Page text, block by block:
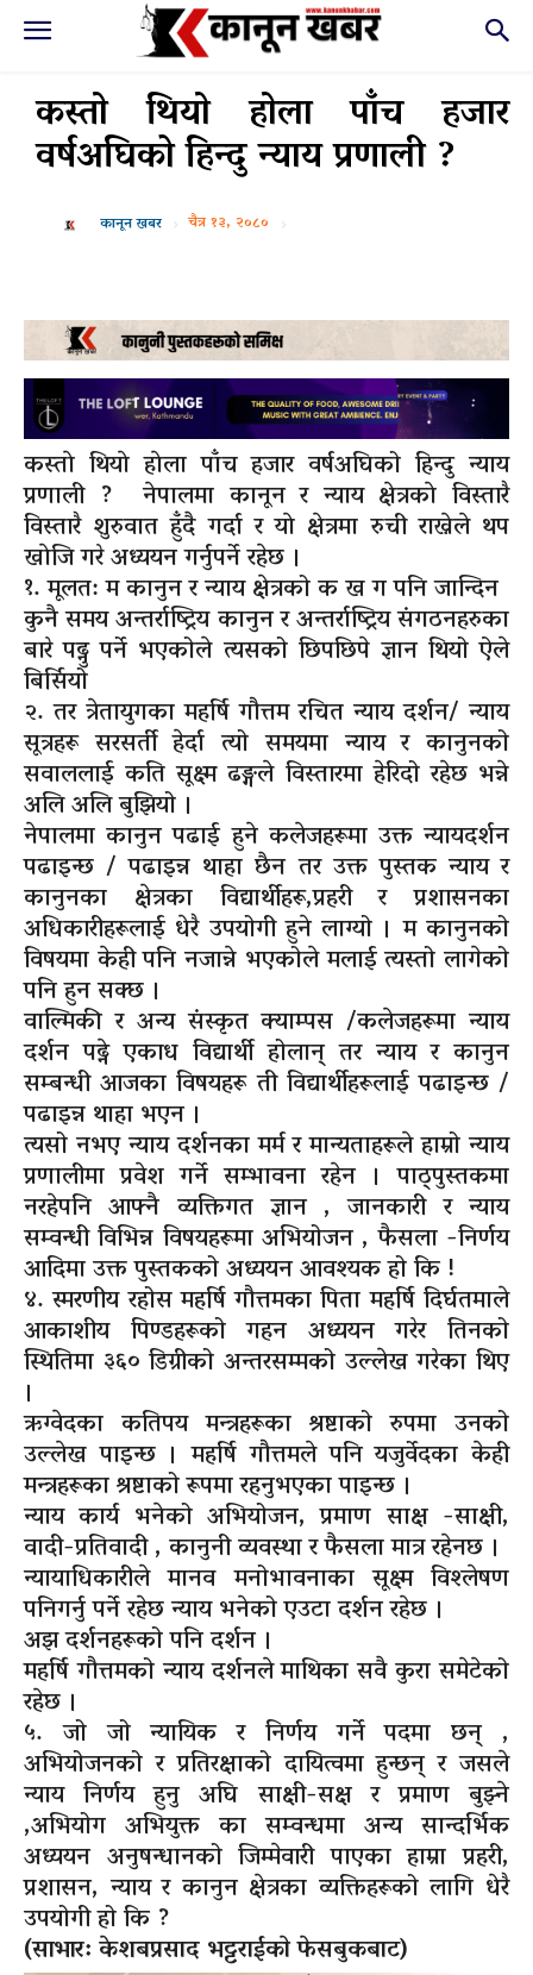
कस्ताे थियाे हाेला पाँच हजार
वर्षअघिको हिन्दु न्याय प्रणाली ?
कानून खबर चैत्र १३, २०८०
कस्ताे थियाे हाेला पाँच हजार वर्षअघिको हिन्दु न्याय
प्रणाली ? नेपालमा कानून र न्याय क्षेत्रकाे विस्तारै
विस्तारै शुरुवात हुँदै गर्दा र याे क्षेत्रमा रुची राख्नेले थप
खाेजि गरे अध्ययन गर्नुपर्ने रहेछ ।
१. मूलत: म कानुन र न्याय क्षेत्रको क ख ग पनि जान्दिन
कुनै समय अन्तर्राष्ट्रिय कानुन र अन्तर्राष्ट्रिय संगठनहरुका
बारे पढ्नु पर्ने भएकोले त्यसको छिपछिपे ज्ञान थियो ऐले
बिर्सियो
२. तर त्रेतायुगका महर्षि गौत्तम रचित न्याय दर्शन/ न्याय
सूत्रहरू सरसर्ती हेर्दा त्यो समयमा न्याय र कानुनको
सवाललाई कति सूक्ष्म ढङ्गले विस्तारमा हेरिदो रहेछ भन्ने
अलि अलि बुझियो ।
नेपालमा कानुन पढाई हुने कलेजहरूमा उक्त न्यायदर्शन
पढाइन्छ / पढाइन्न थाहा छैन तर उक्त पुस्तक न्याय र
कानुनका क्षेत्रका विद्यार्थीहरू,प्रहरी र प्रशासनका
अधिकारीहरूलाई धेरै उपयोगी हुने लाग्यो । म कानुनको
विषयमा केही पनि नजान्ने भएकोले मलाई त्यस्तो लागेको
पनि हुन सक्छ ।
वाल्मिकी र अन्य संस्कृत क्याम्पस /कलेजहरूमा न्याय
दर्शन पढ्ने एकाध विद्यार्थी होलान् तर न्याय र कानुन
सम्बन्धी आजका विषयहरू ती विद्यार्थीहरूलाई पढाइन्छ /
पढाइन्न थाहा भएन ।
त्यसो नभए न्याय दर्शनका मर्म र मान्यताहरूले हाम्रो न्याय
प्रणालीमा प्रवेश गर्ने सम्भावना रहेन । पाठ्पुस्तकमा
नरहेपनि आफ्नै व्यक्तिगत ज्ञान , जानकारी र न्याय
सम्वन्धी विभिन्न विषयहरूमा अभियोजन , फैसला -निर्णय
आदिमा उक्त पुस्तकको अध्ययन आवश्यक हो कि !
४. स्मरणीय रहोस महर्षि गौत्तमका पिता महर्षि दिर्घतमाले
आकाशीय पिण्डहरूको गहन अध्ययन गरेर तिनको
स्थितिमा ३६० डिग्रीको अन्तरसम्मको उल्लेख गरेका थिए
।
ऋग्वेदका कतिपय मन्त्रहरूका श्रष्टाको रुपमा उनको
उल्लेख पाइन्छ । महर्षि गौत्तमले पनि यजुर्वेदका केही
मन्त्रहरूका श्रष्टाको रूपमा रहनुभएका पाइन्छ ।
न्याय कार्य भनेको अभियोजन, प्रमाण साक्ष -साक्षी,
वादी-प्रतिवादी , कानुनी व्यवस्था र फैसला मात्र रहेनछ ।
न्यायाधिकारीले मानव मनोभावनाका सूक्ष्म विश्लेषण
पनिगर्नु पर्ने रहेछ न्याय भनेको एउटा दर्शन रहेछ ।
अझ दर्शनहरूको पनि दर्शन ।
महर्षि गौत्तमको न्याय दर्शनले माथिका सवै कुरा समेटेको
रहेछ ।
५. जो जो न्यायिक र निर्णय गर्ने पदमा छन् ,
अभियोजनको र प्रतिरक्षाको दायित्वमा हुन्छन् र जसले
न्याय निर्णय हुनु अघि साक्षी-सक्ष र प्रमाण बुझ्ने
,अभियोग अभियुक्त का सम्वन्धमा अन्य सान्दर्भिक
अध्ययन अनुषन्धानको जिम्मेवारी पाएका हाम्रा प्रहरी,
प्रशासन, न्याय र कानुन क्षेत्रका व्यक्तिहरूको लागि धेरै
उपयोगी हो कि ?
(साभार: केशबप्रसाद भट्टराईकाे फेसबुकबाट)